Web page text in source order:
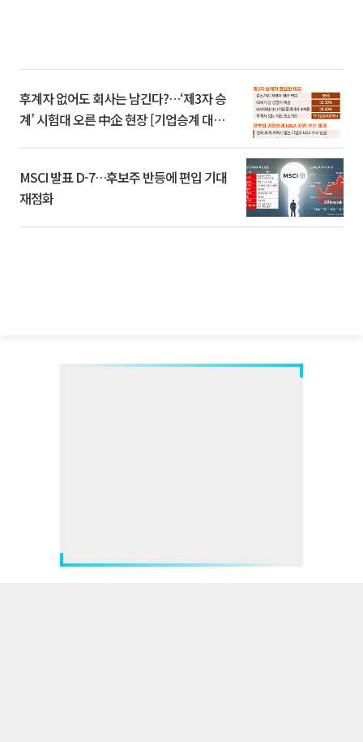
후계자 없어도 회사는 남긴다?…‘제3자 승
계’ 시험대 오른 中企 현장 [기업승계 대전
MSCI 발표 D-7…후보주 반등에 편입 기대
재점화